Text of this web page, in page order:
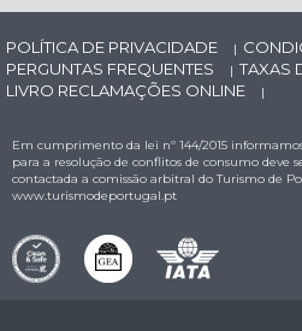
POLÍTICA DE PRIVACIDADE |
PERGUNTAS FREQUENTES | TAXAS
LIVRO RECLAMAÇÕES ONLINE |
Em cumprimento da lei nº 144/2015
para a resolução de conflitos de consumo deve
contactada a comissão arbitral do Turismo de
www.turismodeportugal.pt